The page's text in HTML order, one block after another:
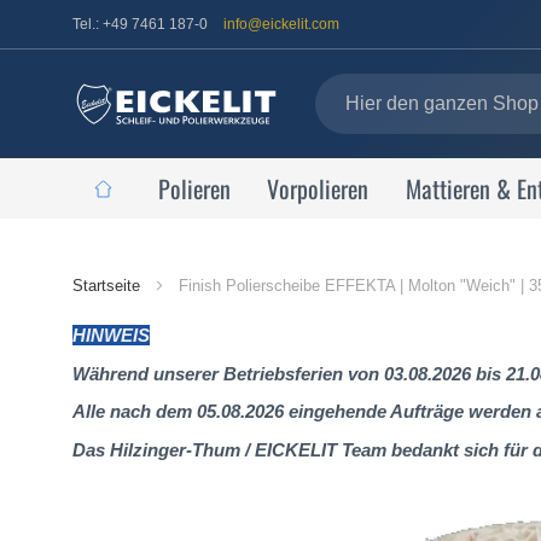
Tel.: +49 7461 187-0 info@eickelit.com
Polieren Vorpolieren Mattieren &
Startseite Finish Polierscheibe EFFEKTA | Molton "Weich" |
HINWEIS
Während unserer Betriebsferien von 03.08.2026 bis
Alle nach dem 05.08.2026 eingehende Aufträge
Das Hilzinger-Thum / EICKELIT Team bedankt sich für